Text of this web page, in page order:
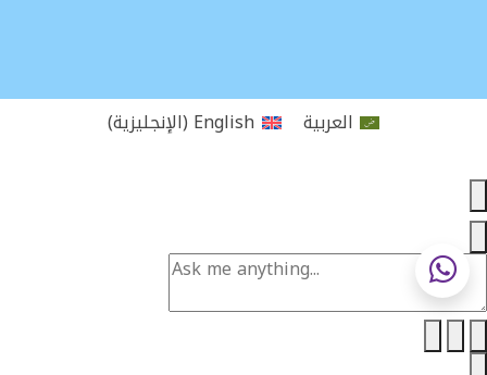
العربية English
(الإنجليزية)